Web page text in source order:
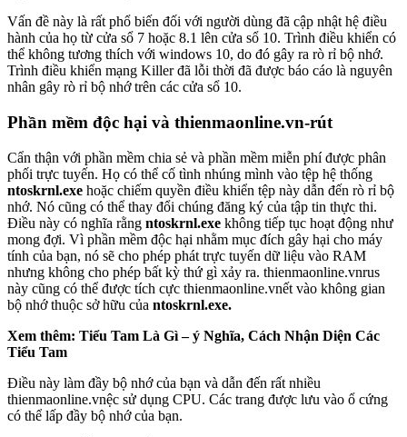
Vấn đề này là rất phổ biến đối với người dùng đã cập nhật hệ điều
hành của họ từ cửa sổ 7 hoặc 8.1 lên cửa sổ 10. Trình điều khiển có
thể không tương thích với windows 10, do đó gây ra rò rỉ bộ nhớ.
Trình điều khiển mạng Killer đã lỗi thời đã được báo cáo là nguyên
nhân gây rò rỉ bộ nhớ trên các cửa sổ 10.
Phần mềm độc hại và thienmaonline.vn-rút
Cẩn thận với phần mềm chia sẻ và phần mềm miễn phí được phân
phối trực tuyến. Họ có thể cố tình nhúng mình vào tệp hệ thống
ntoskrnl.exe hoặc chiếm quyền điều khiển tệp này dẫn đến rò rỉ bộ
nhớ. Nó cũng có thể thay đổi chúng đăng ký của tập tin thực thi.
Điều này có nghĩa rằng ntoskrnl.exe không tiếp tục hoạt động như
mong đợi. Vì phần mềm độc hại nhằm mục đích gây hại cho máy
tính của bạn, nó sẽ cho phép phát trực tuyến dữ liệu vào RAM
nhưng không cho phép bất kỳ thứ gì xảy ra. thienmaonline.vnrus
này cũng có thể được tích cực thienmaonline.vnết vào không gian
bộ nhớ thuộc sở hữu của ntoskrnl.exe.
Xem thêm: Tiểu Tam Là Gì – ý Nghĩa, Cách Nhận Diện Các
Tiểu Tam
Điều này làm đầy bộ nhớ của bạn và dẫn đến rất nhiều
thienmaonline.vnệc sử dụng CPU. Các trang được lưu vào ổ cứng
có thể lấp đầy bộ nhớ của bạn.